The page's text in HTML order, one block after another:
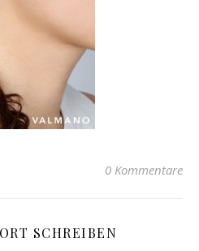
0 Kommentare
SCHREIBEN